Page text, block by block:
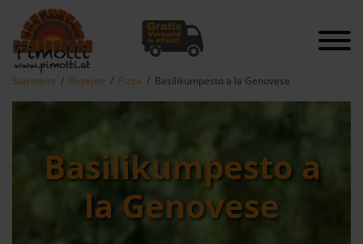
Startseite Rezepte Pizza Basilikumpesto a la Genovese
Basilikumpesto a
la Genovese